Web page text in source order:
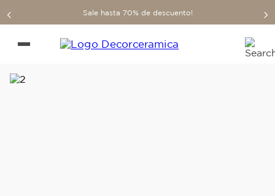
Sale hasta 70% de descuento!